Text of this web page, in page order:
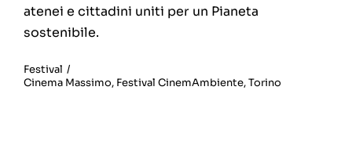
atenei e cittadini uniti per un Pianeta
sostenibile.
Festival /
Cinema Massimo, Festival CinemAmbiente,Torino